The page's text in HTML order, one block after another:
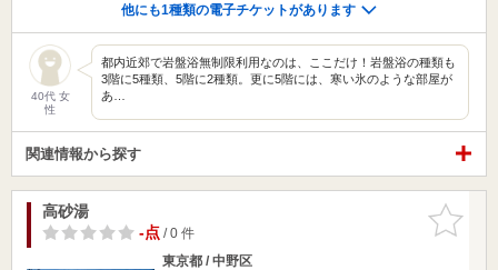
他にも1種類の電子チケットがあります
40代 女
性
都内近郊で岩盤浴無制限利用なのは、ここだけ！岩盤浴の種類も
3階に5種類、5階に2種類。更に5階には、寒い氷のような部屋が
あ…
関連情報から探す
お気に入
りに追加
高砂湯
-点/ 0 件
東京都 / 中野区